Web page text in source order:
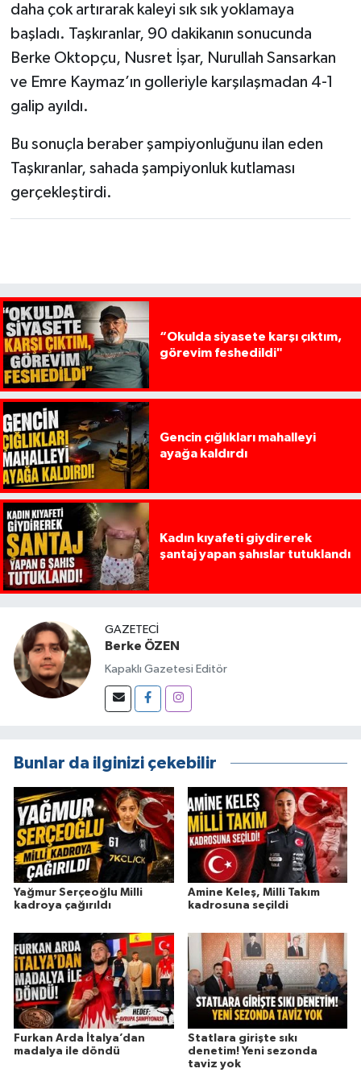
daha çok artırarak kaleyi sık sık yoklamaya
başladı. Taşkıranlar, 90 dakikanın sonucunda
Berke Oktopçu, Nusret İşar, Nurullah Sansarkan
ve Emre Kaymaz’ın golleriyle karşılaşmadan 4-1
galip ayıldı.
Bu sonuçla beraber şampiyonluğunu ilan eden
Taşkıranlar, sahada şampiyonluk kutlaması
gerçekleştirdi.
“Okulda siyasete karşı çıktım,
görevim feshedildi"
Gencin çığlıkları mahalleyi
ayağa kaldırdı
Kadın kıyafeti giydirerek
şantaj yapan şahıslar tutuklandı
GAZETECI
Berke ÖZEN
Kapaklı Gazetesi Editör
Bunlar da ilginizi çekebilir
Yağmur Serçeoğlu Milli
kadroya çağırıldı
Amine Keleş, Milli Takım
kadrosuna seçildi
Furkan Arda İtalya’dan
madalya ile döndü
Statlara girişte sıkı
denetim! Yeni sezonda
taviz yok